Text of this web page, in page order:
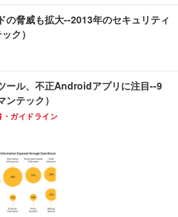
の脅威も拡大--2013年のセキュリティ
ク）
ール、不正Androidアプリに注目--9
テック）
ガイドライン